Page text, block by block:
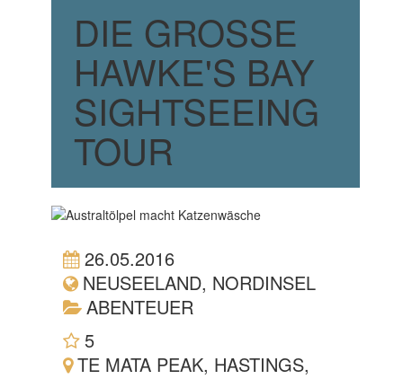
DIE GROSSE H
AWKE'S BAY S
IGHTSEEING T
OUR
26.05.2016
NEUSEELAND, NORDINSEL
ABENTEUER
5
TE MATA PEAK, HASTINGS,